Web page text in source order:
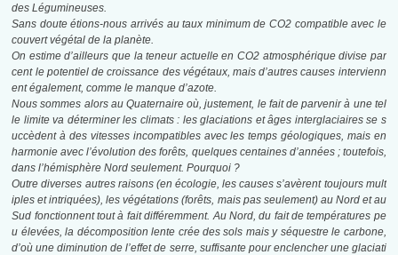
des Légumineuses.
Sans doute étions-nous arrivés au taux minimum de CO2 compatible avec le
couvertvégétal de la planète.
On estime d’ailleurs que la teneur actuelle en CO2 atmosphérique divise par
cent le potentiel de croissance des végétaux, mais d’autres causes intervienn
ent également,comme le manque d’azote.
Nous sommes alors au Quaternaire où, justement, le fait de parvenir à une tel
le limite va déterminer les climats : les glaciations et âges interglaciaires se s
uccèdent à des vitesses incompatibles avec les temps géologiques, mais en
harmonie avec l’évolution des forêts, quelques centaines d’années ; toutefois,
dans l’hémisphère Nord seulement. Pourquoi ?
Outre diverses autres raisons (en écologie, les causes s’avèrent toujours mult
iples et intriquées), les végétations (forêts, mais pas seulement) au Nord et au
Sud fonctionnent tout à fait différemment. Au Nord, du fait de températures pe
u élevées, la décomposition lente crée des sols mais y séquestre le carbone,
d’où une diminution de l’effet de serre, suffisante pour enclencher une glaciati